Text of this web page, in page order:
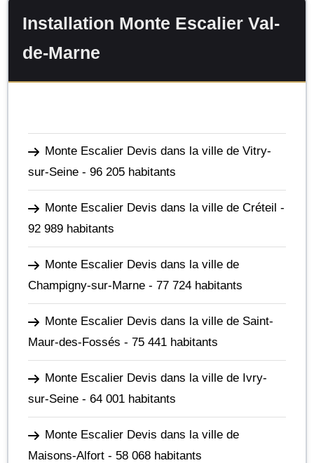
Installation Monte Escalier Val-
de-Marne
Monte Escalier Devis dans la ville de Vitry-
sur-Seine - 96 205 habitants
Monte Escalier Devis dans la ville de Créteil -
92 989 habitants
Monte Escalier Devis dans la ville de
Champigny-sur-Marne - 77 724 habitants
Monte Escalier Devis dans la ville de Saint-
Maur-des-Fossés - 75 441 habitants
Monte Escalier Devis dans la ville de Ivry-
sur-Seine - 64 001 habitants
Monte Escalier Devis dans la ville de
Maisons-Alfort - 58 068 habitants